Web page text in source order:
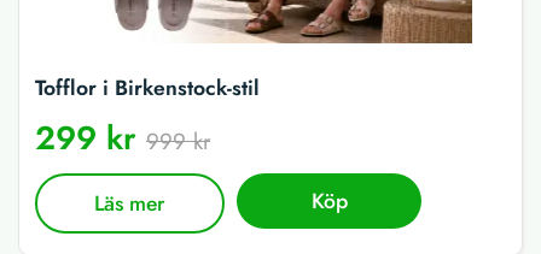
Tofflor i Birkenstock-stil
299 kr 999 kr
Läs mer Köp